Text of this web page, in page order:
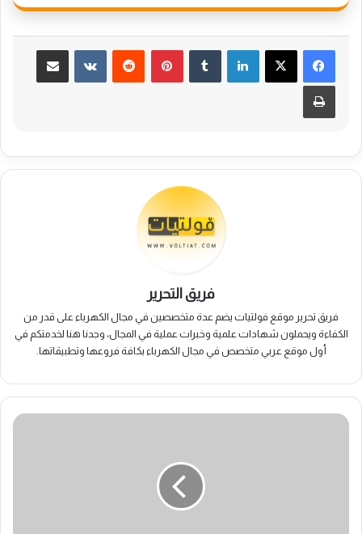
لينكدإن بينتيريست مشاركة عبر البريد
طباعة
فريق التحرير
فريق تحرير موقع فولتيات يضم عدة متخصصين في مجال الكهرباء على قدر من
الكفاءة ويحملون شهادات علمية وخبرات عملية في المجال، وجدنا هنا لخدمتكم في
أول موقع عربي متخصص في مجال الكهرباء بكافة فروعها وتطبيقاتها.
الثنائي